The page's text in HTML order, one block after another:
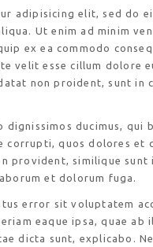
adipisicing elit, sed do
Ut enim ad minim
ex ea commodo
velit esse cillum dolore
non proident, sunt in
dignissimos ducimus, qui
quos dolores et
provident, similique sunt
et dolorum fuga.
error sit voluptatem
eaque ipsa, quae ab
dicta sunt, explicabo.